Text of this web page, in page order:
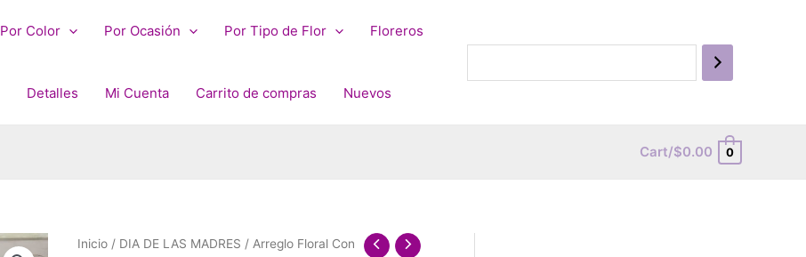
Por Color Por Ocasión Por Tipo de Flor Floreros
Detalles Mi Cuenta Carrito de compras Nuevos
Cart/$0.00 0
Inicio / DIA DE LAS MADRES / Arreglo Floral Con